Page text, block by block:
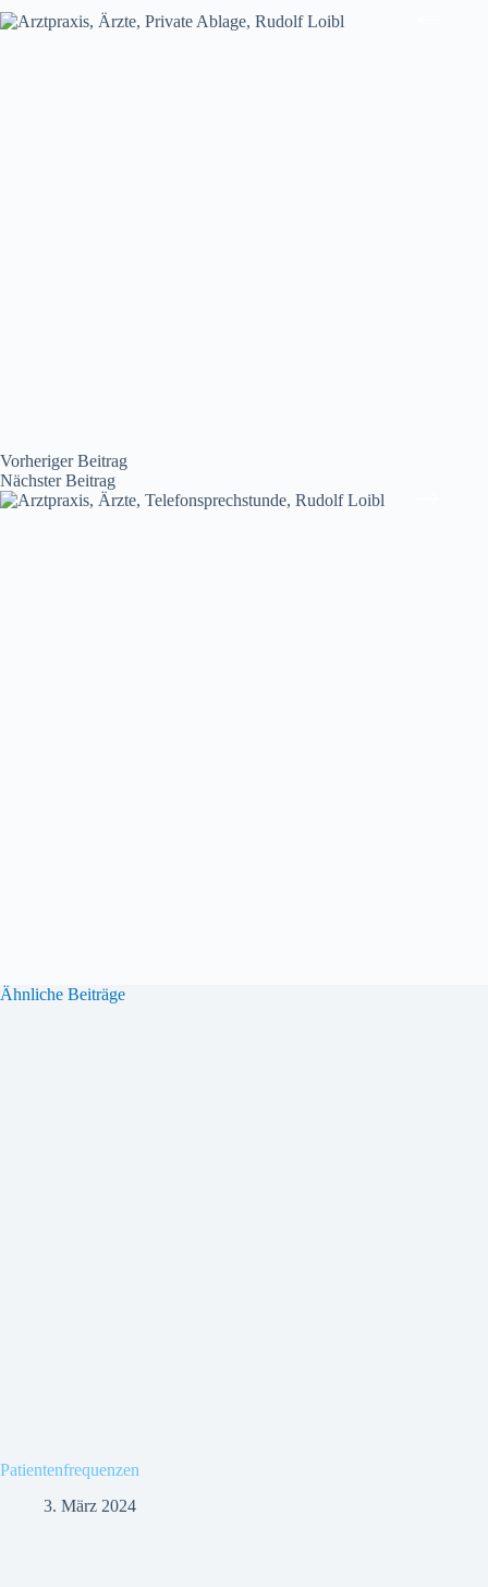
VorherigerBeitrag
NächsterBeitrag
Ähnliche Beiträge
Patientenfrequenzen
3. März 2024